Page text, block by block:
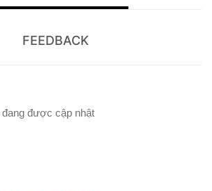
FEEDBACK
được cập nhật